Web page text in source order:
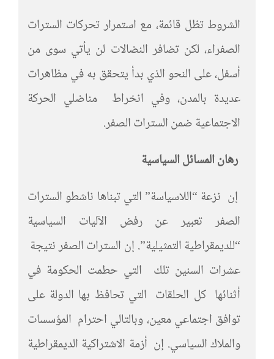
الشروط تظل قائمة، مع استمرار تحركات السترات
الصفراء، لكن تضافر النضالات لن يأتي سوى من
أسفل، على النحو الذي بدأ يتحقق به في مظاهرات
عديدة بالمدن، وفي انخراط مناضلي الحركة
الاجتماعية ضمن السترات الصفر.
رهان المسائل السياسية
إن نزعة “اللاسياسة” التي تبناها ناشطو السترات
الصفر تعبير عن رفض الآليات السياسية
“للديمقراطية التمثيلية”. إن السترات الصفر نتيجة
عشرات السنين تلك التي حطمت الحكومة في
أثنائها كل الحلقات التي تحافظ بها الدولة على
توافق اجتماعي معين، وبالتالي احترام المؤسسات
والملاك السياسي. إن أزمة الاشتراكية الديمقراطية